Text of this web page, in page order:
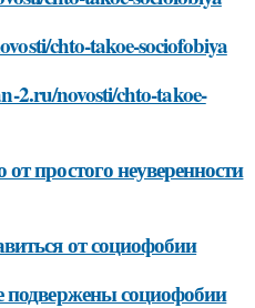
chto-takoe-sociofobiya
2.ru/novosti/chto-takoe-
простого неуверенности
от социофобии
подвержены социофобии